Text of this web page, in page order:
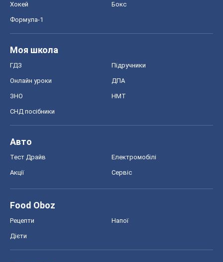
Хокей Бокс
Формула-1
Моя школа
ГДЗ Підручники
Онлайн уроки ДПА
ЗНО НМТ
СНД посібники
Авто
Тест Драйв Електромобілі
Акції Сервіс
Food Oboz
Рецепти Напої
Дієти